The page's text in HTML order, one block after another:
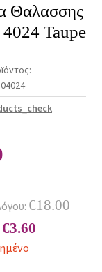
Θαλασσης
Taupe
€18.00
€3.60